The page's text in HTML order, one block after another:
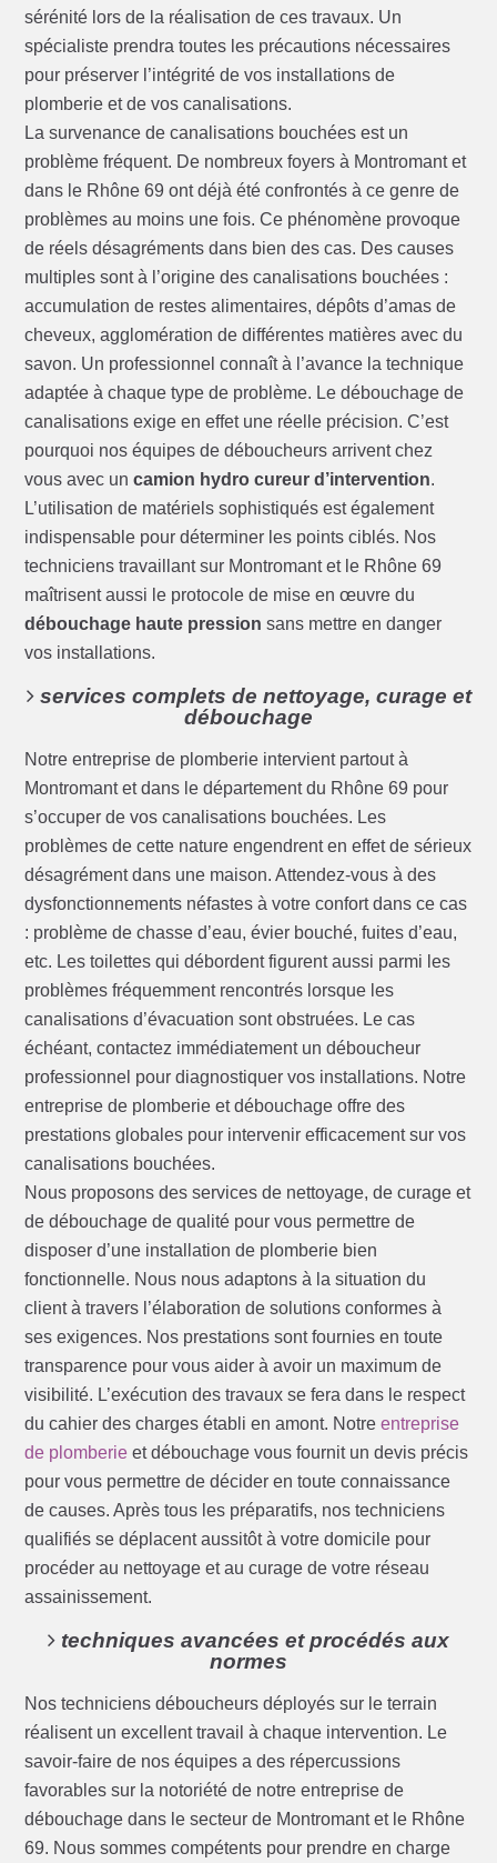
sérénité lors de la réalisation de ces travaux. Un
spécialiste prendra toutes les précautions nécessaires
pour préserver l’intégrité de vos installations de
plomberie et de vos canalisations.
La survenance de canalisations bouchées est un
problème fréquent. De nombreux foyers à Montromant et
dans le Rhône 69 ont déjà été confrontés à ce genre de
problèmes au moins une fois. Ce phénomène provoque
de réels désagréments dans bien des cas. Des causes
multiples sont à l’origine des canalisations bouchées :
accumulation de restes alimentaires, dépôts d’amas de
cheveux, agglomération de différentes matières avec du
savon. Un professionnel connaît à l’avance la technique
adaptée à chaque type de problème. Le débouchage de
canalisations exige en effet une réelle précision. C’est
pourquoi nos équipes de déboucheurs arrivent chez
vous avec uncamion hydro cureur d’intervention.
L’utilisation de matériels sophistiqués est également
indispensable pour déterminer les points ciblés. Nos
techniciens travaillant sur Montromant et le Rhône 69
maîtrisent aussi le protocole de mise en œuvre du
débouchage haute pression sans mettre en danger
vos installations.
services complets de nettoyage, curage et
débouchage
Notre entreprise de plomberie intervient partout à
Montromant et dans le département du Rhône 69 pour
s’occuper de vos canalisations bouchées. Les
problèmes de cette nature engendrent en effet de sérieux
désagrément dans une maison. Attendez-vous à des
dysfonctionnements néfastes à votre confort dans ce cas
: problème de chasse d’eau, évier bouché, fuites d’eau,
etc. Les toilettes qui débordent figurent aussi parmi les
problèmes fréquemment rencontrés lorsque les
canalisations d’évacuation sont obstruées. Le cas
échéant, contactez immédiatement un déboucheur
professionnel pour diagnostiquer vos installations. Notre
entreprise de plomberie et débouchage offre des
prestations globales pour intervenir efficacement sur vos
canalisations bouchées.
Nous proposons des services de nettoyage, de curage et
de débouchage de qualité pour vous permettre de
disposer d’une installation de plomberie bien
fonctionnelle. Nous nous adaptons à la situation du
client à travers l’élaboration de solutions conformes à
ses exigences. Nos prestations sont fournies en toute
transparence pour vous aider à avoir un maximum de
visibilité. L’exécution des travaux se fera dans le respect
du cahier des charges établi en amont. Notreentreprise
de plomberie et débouchage vous fournit un devis précis
pour vous permettre de décider en toute connaissance
de causes. Après tous les préparatifs, nos techniciens
qualifiés se déplacent aussitôt à votre domicile pour
procéder au nettoyage et au curage de votre réseau
assainissement.
techniques avancées et procédés aux
normes
Nos techniciens déboucheurs déployés sur le terrain
réalisent un excellent travail à chaque intervention. Le
savoir-faire de nos équipes a des répercussions
favorables sur la notoriété de notre entreprise de
débouchage dans le secteur de Montromant et le Rhône
69. Nous sommes compétents pour prendre en charge